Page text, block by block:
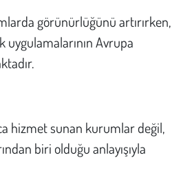
görünürlüğünü artırırken,
Avrupa
hizmet sunan kurumlar değil,
biri olduğu anlayışıyla